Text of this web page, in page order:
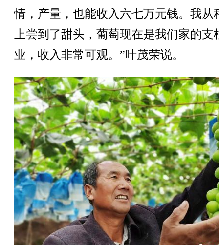
情，产量，也能收入六七万元钱。我从
上尝到了甜头，葡萄现在是我们家的支
业，收入非常可观。”叶茂荣说。